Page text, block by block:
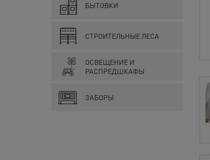
БЫТОВКИ
СТРОИТЕЛЬНЫЕ ЛЕСА
ОСВЕЩЕНИЕ И
РАСПРЕДШКАФЫ
ЗАБОРЫ